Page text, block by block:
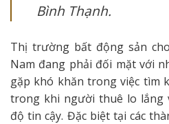
Bình Thạnh.
Thị trường bất động sản
Nam đang phải đối mặt với
gặp khó khăn trong việc tìm
trong khi người thuê lo lắng
độ tin cậy. Đặc biệt tại các